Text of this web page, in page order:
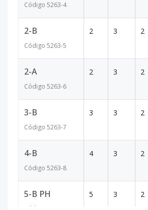
Código 5263-4
2-B
Código 5263-5
2 3 2
2-A
Código 5263-6
2 3 2
3-B
Código 5263-7
3 3 2
4-B
Código 5263-8
4 3 2
5-B PH 5 3 2